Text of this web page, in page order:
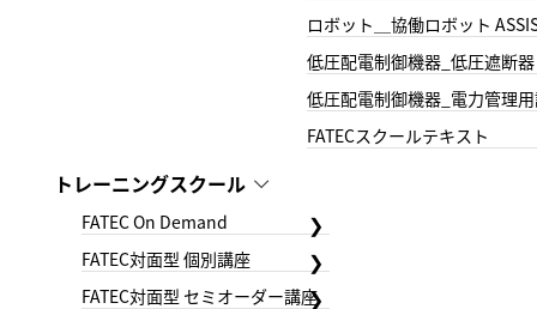
ロボット＿協働ロボット
低圧配電制御機器_低圧遮断器
低圧配電制御機器_電力管理
FATECスクールテキスト
トレーニングスクール
FATEC On Demand
FATEC対面型 個別講座
FATEC対面型 セミオーダー講座